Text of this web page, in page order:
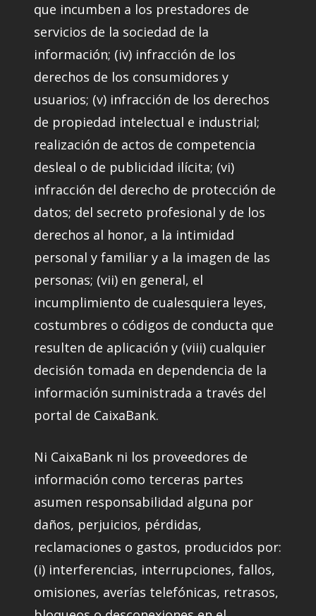
que incumben a los prestadores de
servicios de la sociedad de la
información; (iv) infracción de los
derechos de los consumidores y
usuarios; (v) infracción de los derechos
de propiedad intelectual e industrial;
realización de actos de competencia
desleal o de publicidad ilícita; (vi)
infracción del derecho de protección de
datos; del secreto profesional y de los
derechos al honor, a la intimidad
personal y familiar y a la imagen de las
personas; (vii) en general, el
incumplimiento de cualesquiera leyes,
costumbres o códigos de conducta que
resulten de aplicación y (viii) cualquier
decisión tomada en dependencia de la
información suministrada a través del
portal de CaixaBank.
Ni CaixaBank ni los proveedores de
información como terceras partes
asumen responsabilidad alguna por
daños, perjuicios, pérdidas,
reclamaciones o gastos, producidos por:
(i) interferencias, interrupciones, fallos,
omisiones, averías telefónicas, retrasos,